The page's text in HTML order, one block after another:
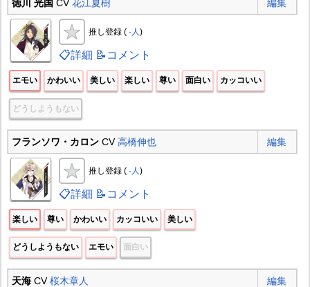
徳川 光国 CV花江夏樹 編集
推し登録 ( -人)
📋詳細 📝コメント
エモい かわいい 美しい 楽しい 尊い 面白い カッコいい
どうしようもない
フランソワ・カロンCV高橋伸也 編集
推し登録 ( -人)
📋詳細 📝コメント
楽しい 尊い かわいい カッコいい 美しい
どうしようもない エモい 面白い
天海CV桜木章人 編集